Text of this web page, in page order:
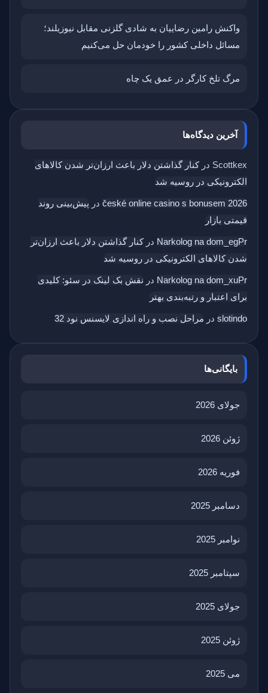
واکنش رامین رضاییان به شادی گلزنی مقابل نیوزیلند؛
مسائل داخلی کشور را خودمان حل می‌کنیم
مرگ تلخ کارگر در عمق یک چاه
آخرین دیدگاه‌ها
Scottkex درکنار گذاشتن دلار باعث ارزان‌تر شدن کالاهای
الکترونیکی در روسیه شد
české online casino s bonusem 2026 در پیش‌بینی روند
قیمتی بازار
Narkolog na dom_egPr درکنار گذاشتن دلار باعث ارزان‌تر
شدن کالاهای الکترونیکی در روسیه شد
Narkolog na dom_xuPr در نقش بک‌ لینک در سئو: کلیدی
برای اعتبار و رتبه‌بندی بهتر
slotindo در مراحل نصب و راه اندازی لایسنس نود 32
بایگانی‌ها
جولای 2026
ژوئن 2026
فوریه 2026
دسامبر 2025
نوامبر 2025
سپتامبر 2025
جولای 2025
ژوئن 2025
می 2025